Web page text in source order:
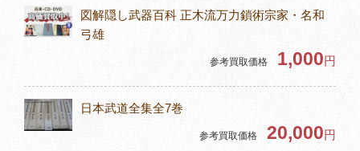
図解隠し武器百科 正木流万力鎖術宗家・名和
弓雄
参考買取価格 1,000円
日本武道全集全7巻
参考買取価格 20,000円